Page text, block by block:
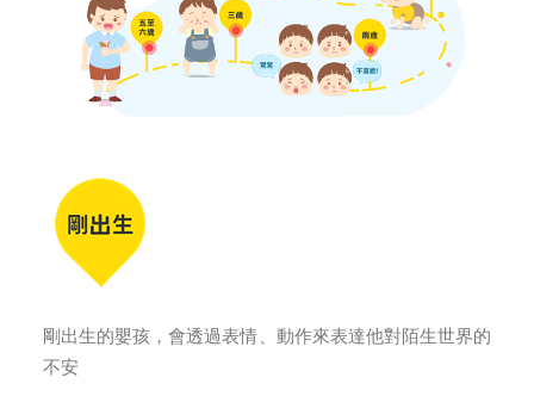
剛出生的嬰孩，會透過表情、動作來表達他對陌生世界的
不安